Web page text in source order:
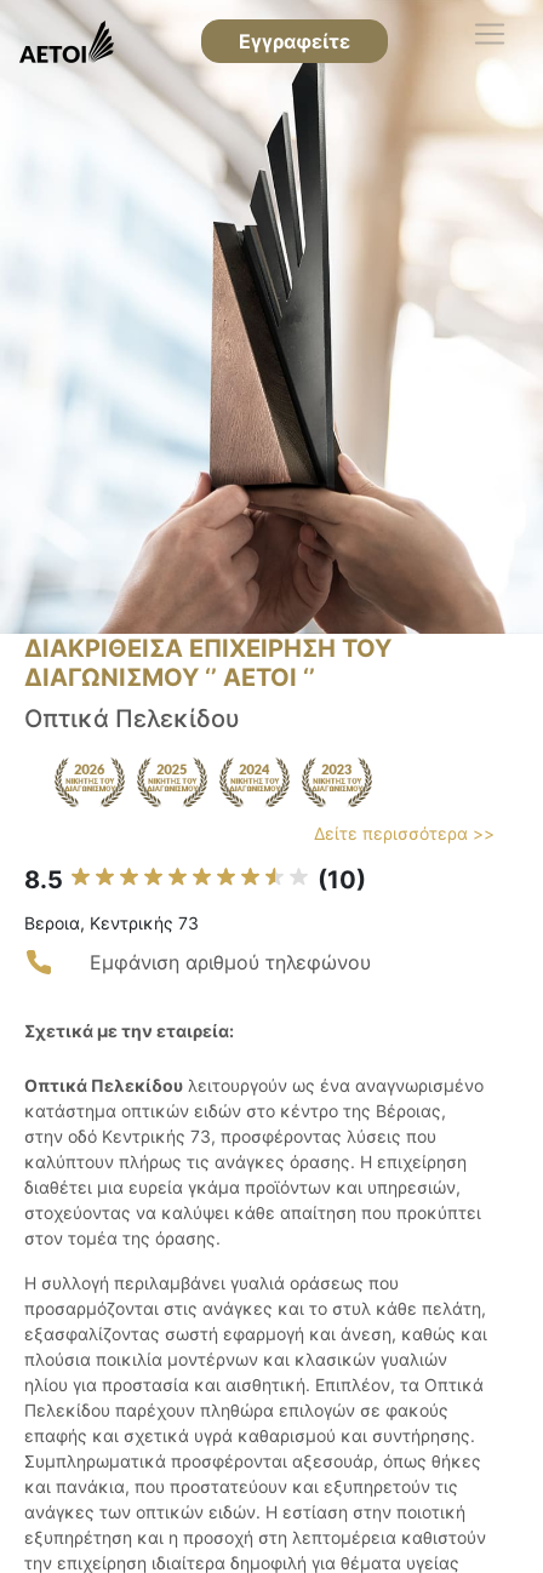
Εγγραφείτε
ΔΙΑΚΡΙΘΕΙΣΑ ΕΠΙΧΕΙΡΗΣΗ ΤΟΥ
ΔΙΑΓΩΝΙΣΜΟΥ ‘’ ΑΕΤΟΙ ‘’
Οπτικά Πελεκίδου
Δείτε περισσότερα >>
8.5 (10)
Βεροια, Κεντρικής 73
Εμφάνιση αριθμού τηλεφώνου
Σχετικά με την εταιρεία:
Οπτικά Πελεκίδου λειτουργούν ως ένα αναγνωρισμένο
κατάστημα οπτικών ειδών στο κέντρο της Βέροιας,
στην οδό Κεντρικής 73, προσφέροντας λύσεις που
καλύπτουν πλήρως τις ανάγκες όρασης. Η επιχείρηση
διαθέτει μια ευρεία γκάμα προϊόντων και υπηρεσιών,
στοχεύοντας να καλύψει κάθε απαίτηση που προκύπτει
στον τομέα της όρασης.
Η συλλογή περιλαμβάνει γυαλιά οράσεως που
προσαρμόζονται στις ανάγκες και το στυλ κάθε πελάτη,
εξασφαλίζοντας σωστή εφαρμογή και άνεση, καθώς και
πλούσια ποικιλία μοντέρνων και κλασικών γυαλιών
ηλίου για προστασία και αισθητική. Επιπλέον, τα Οπτικά
Πελεκίδου παρέχουν πληθώρα επιλογών σε φακούς
επαφής και σχετικά υγρά καθαρισμού και συντήρησης.
Συμπληρωματικά προσφέρονται αξεσουάρ, όπως θήκες
και πανάκια, που προστατεύουν και εξυπηρετούν τις
ανάγκες των οπτικών ειδών. Η εστίαση στην ποιοτική
εξυπηρέτηση και η προσοχή στη λεπτομέρεια καθιστούν
την επιχείρηση ιδιαίτερα δημοφιλή για θέματα υγείας